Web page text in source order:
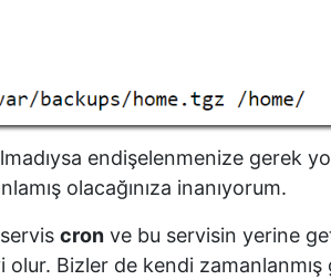
endişelenmenize gerek
olacağınıza inanıyorum.
cron ve bu servisin yerine
Bizler de kendi